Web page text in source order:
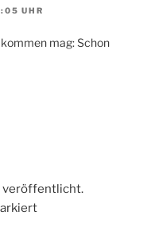
UHR
mag: Schon
veröffentlicht.